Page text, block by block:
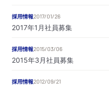
採用情報2017/01/26
2017年1月社員募集
採用情報2015/03/06
2015年3月社員募集
採用情報2012/09/21